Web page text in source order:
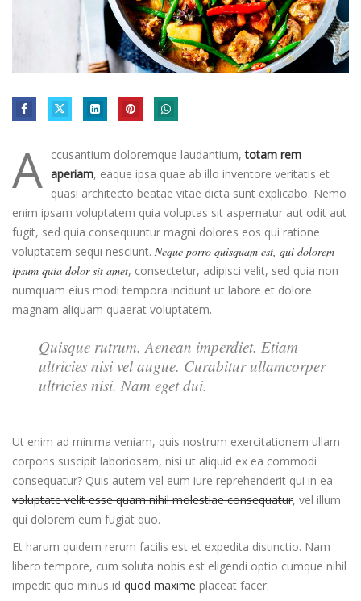
A ccusantium doloremque laudantium,totam rem
aperiam, eaque ipsa quae ab illo inventore veritatis et
quasi architecto beatae vitae dicta sunt explicabo. Nemo
enim ipsam voluptatem quia voluptas sit aspernatur aut odit aut
fugit, sed quia consequuntur magni dolores eos qui ratione
voluptatem sequi nesciunt. Neque porro quisquam est, qui dolorem
ipsum quia dolor sit amet, consectetur, adipisci velit, sed quia non
numquam eius modi tempora incidunt ut labore et dolore
magnam aliquam quaerat voluptatem.
Quisque rutrum. Aenean imperdiet. Etiam
ultricies nisi vel augue. Curabitur ullamcorper
ultricies nisi. Nam eget dui.
Ut enim ad minima veniam, quis nostrum exercitationem ullam
corporis suscipit laboriosam, nisi ut aliquid ex ea commodi
consequatur? Quis autem vel eum iure reprehenderit qui in ea
voluptate velit esse quam nihil molestiae consequatur, vel illum
qui dolorem eum fugiat quo.
Et harum quidem rerum facilis est et expedita distinctio. Nam
libero tempore, cum soluta nobis est eligendi optio cumque nihil
impedit quo minus id quod maxime placeat facer.